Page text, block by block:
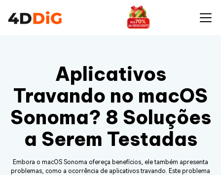
Aplicativos
Travando no macOS
Sonoma? 8 Soluções
a Serem Testadas
Embora o macOS Sonoma ofereça benefícios, ele também apresenta
problemas, como a ocorrência de aplicativos travando. Este problema